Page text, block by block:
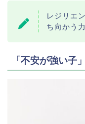
レジリエ
ち向かう力
「不安が強い子